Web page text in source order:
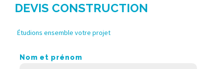
DEVIS CONSTRUCTION
Étudions ensemble votre projet
Nom et prénom